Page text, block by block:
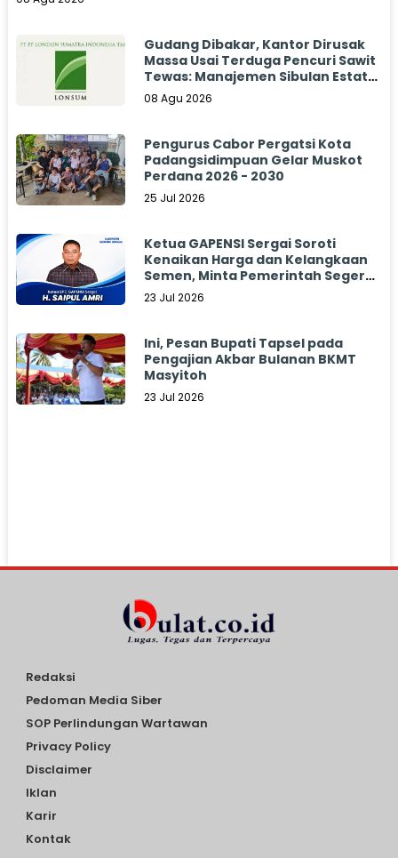
Gudang Dibakar, Kantor Dirusak
Massa Usai Terduga Pencuri Sawit
Tewas: Manajemen Sibulan Estate
Bungkam
08 Agu 2026
Pengurus Cabor Pergatsi Kota
Padangsidimpuan Gelar Muskot
Perdana 2026 - 2030
25 Jul 2026
Ketua GAPENSI Sergai Soroti
Kenaikan Harga dan Kelangkaan
Semen, Minta Pemerintah Segera
Bertindak
23 Jul 2026
Ini, Pesan Bupati Tapsel pada
Pengajian Akbar Bulanan BKMT
Masyitoh
23 Jul 2026
Redaksi
Pedoman Media Siber
SOP Perlindungan Wartawan
Privacy Policy
Disclaimer
Iklan
Karir
Kontak